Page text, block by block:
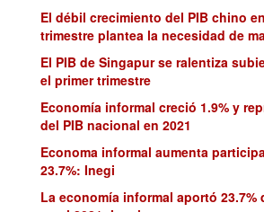
El débil crecimiento del PIB chino
trimestre plantea la necesidad de
El PIB de Singapur se ralentiza
el primer trimestre
Economía informal creció 1.9% y
del PIB nacional en 2021
Economa informal aumenta
23.7%: Inegi
La economía informal aportó 23.7%